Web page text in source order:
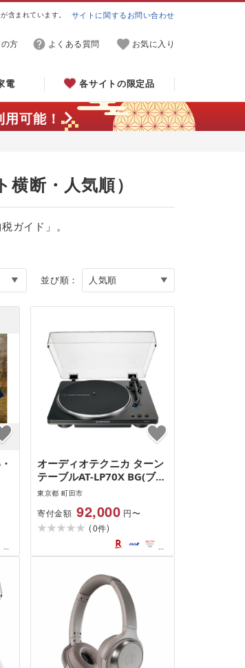
含まれています。 サイトに関するお問い合わせ
方 よくある質問 お気に入り
電 各サイトの限定品
可能！
断・人気順）
ガイド」。
並び順：
オーディオテクニカ ターン
テーブルAT-LP70X BG(ブラ
ック/グレー)
東京都 町田市
寄付金額 92,000 円〜
(0件)